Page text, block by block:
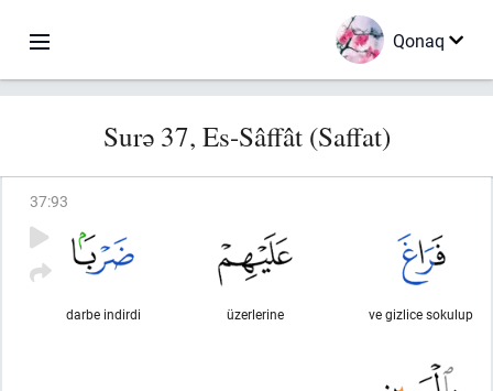
Qonaq
Surə 37, Es-Sâffât (Saffat)
37:93
ve gizlice sokulup
üzerlerine
darbe indirdi